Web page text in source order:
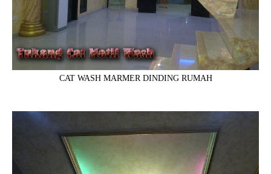
CAT WASH MARMER DINDING RUMAH